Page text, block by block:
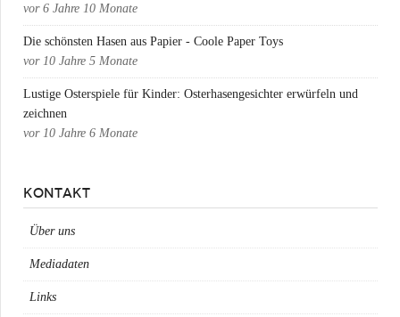
vor 6 Jahre 10 Monate
Die schönsten Hasen aus Papier - Coole Paper Toys
vor 10 Jahre 5 Monate
Lustige Osterspiele für Kinder: Osterhasengesichter erwürfeln und
zeichnen
vor 10 Jahre 6 Monate
KONTAKT
Über uns
Mediadaten
Links